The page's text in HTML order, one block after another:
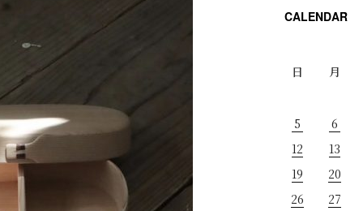
CALENDAR
日 月
5
6
12
13
19
20
26
27